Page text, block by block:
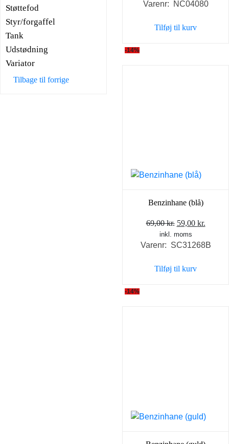
Støttefod
Styr/forgaffel
Tank
Udstødning
Variator
Tilbage til forrige
pris
35,00 kr..
pris
Varenr: NC04080
Tilføj til kurv
-14%
Benzinhane (blå)
69,00kr. Den
oprindelige
pris
69,00 kr..
59,00 kr.
pris
inkl. moms
Varenr: SC31268B
Tilføj til kurv
-14%